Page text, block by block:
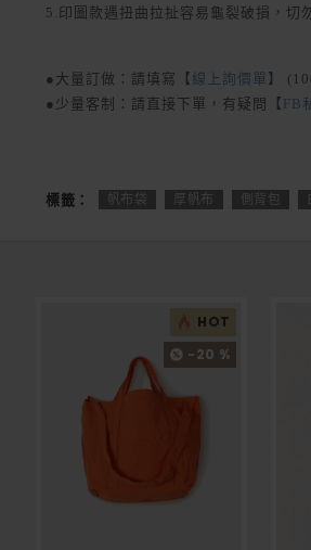
5.印圖款遇扭曲拉扯容易龜裂破損，切
●大量訂做：請填寫【 線上詢價單 】
●少量客制：請直接下單，有疑問【 FB
標籤： 帆布袋 厚帆布 側背包
HOT
-20 %